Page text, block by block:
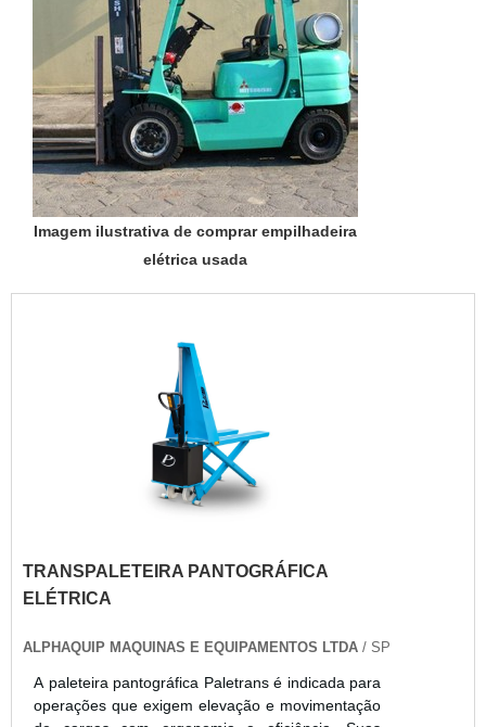
Imagem ilustrativa de comprar empilhadeira
elétrica usada
TRANSPALETEIRA PANTOGRÁFICA
ELÉTRICA
ALPHAQUIP MAQUINAS E EQUIPAMENTOS LTDA / SP
A paleteira pantográfica Paletrans é indicada para
operações que exigem elevação e movimentação